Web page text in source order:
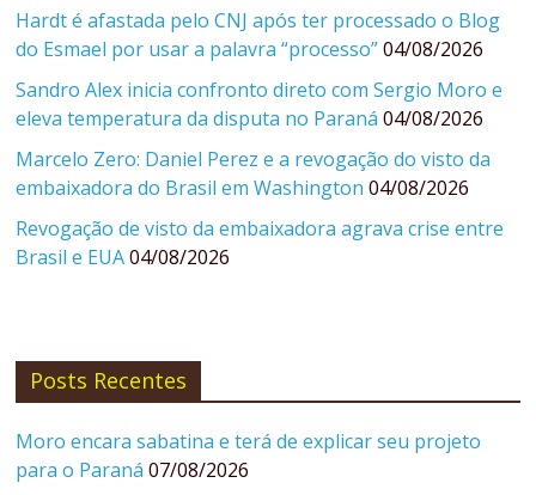
Hardt é afastada pelo CNJ após ter processado o Blog
do Esmael por usar a palavra “processo” 04/08/2026
Sandro Alex inicia confronto direto com Sergio Moro e
eleva temperatura da disputa no Paraná 04/08/2026
Marcelo Zero: Daniel Perez e a revogação do visto da
embaixadora do Brasil em Washington 04/08/2026
Revogação de visto da embaixadora agrava crise entre
Brasil e EUA 04/08/2026
Posts Recentes
Moro encara sabatina e terá de explicar seu projeto
para o Paraná 07/08/2026